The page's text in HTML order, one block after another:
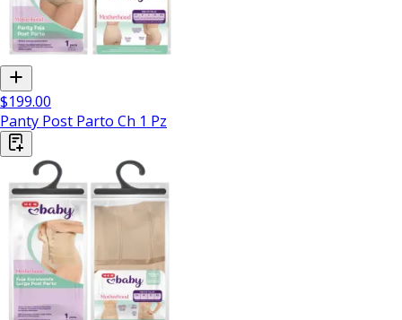
$199.00
Panty Post Parto Ch 1 Pz